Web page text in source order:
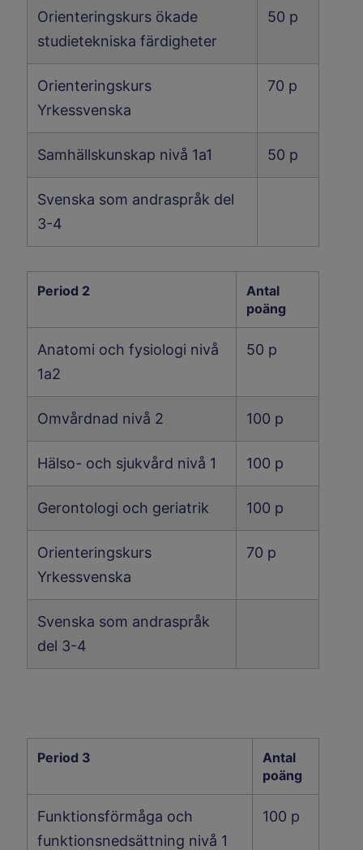
Orienteringskurs ökade
studietekniska färdigheter
50 p
Orienteringskurs
Yrkessvenska
70 p
Samhällskunskap nivå 1a1 50 p
Svenska som andraspråk del
3-4
Period 2
Antal
poäng
Anatomi och fysiologi nivå
1a2
50 p
Omvårdnad nivå 2 100 p
Hälso- och sjukvård nivå 1 100 p
Gerontologi och geriatrik 100 p
Orienteringskurs
Yrkessvenska
70 p
Svenska som andraspråk
del 3-4
Period 3
Antal
poäng
Funktionsförmåga och
funktionsnedsättning nivå 1
100 p